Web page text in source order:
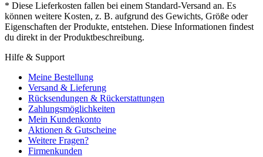
* Diese Lieferkosten fallen bei einem Standard-Versand an. Es
können weitere Kosten, z. B. aufgrund des Gewichts, Größe oder
Eigenschaften der Produkte, entstehen. Diese Informationen findest
du direkt in der Produktbeschreibung.
Hilfe & Support
Meine Bestellung
Versand & Lieferung
Rücksendungen & Rückerstattungen
Zahlungsmöglichkeiten
Mein Kundenkonto
Aktionen & Gutscheine
Weitere Fragen?
Firmenkunden